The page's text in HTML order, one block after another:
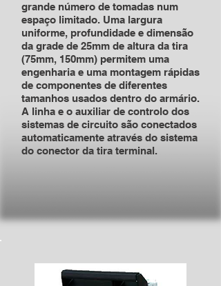
grande número de tomadas num
espaço limitado. Uma largura
uniforme, profundidade e dimensão
da grade de 25mm de altura da tira
(75mm, 150mm) permitem uma
engenharia e uma montagem rápidas
de componentes de diferentes
tamanhos usados dentro do armário.
A linha e o auxiliar de controlo dos
sistemas de circuito são conectados
automaticamente através do sistema
do conector da tira terminal.